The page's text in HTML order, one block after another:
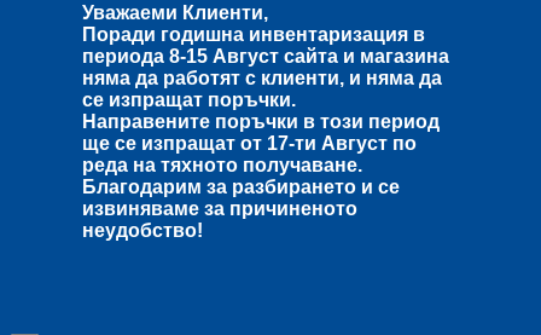
Уважаеми Клиенти,
Поради годишна инвентаризация в
периода 8-15 Август сайта и магазина
няма да работят с клиенти, и няма да
се изпращат поръчки.
Направените поръчки в този период
ще се изпращат от 17-ти Август по
реда на тяхното получаване.
Благодарим за разбирането и се
извиняваме за причиненото
неудобство!